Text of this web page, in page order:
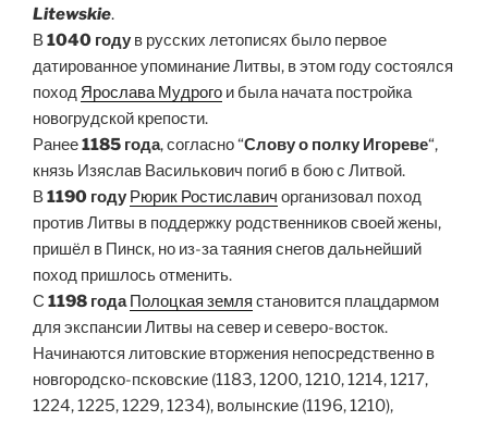
Litewskie.
В1040 году в русских летописях было первое
датированное упоминание Литвы, в этом году состоялся
поход Ярослава Мудрого и была начата постройка
новогрудской крепости.
Ранее1185 года, согласно “Слову о полку Игореве“,
князь Изяслав Василькович погиб в бою с Литвой.
В1190 году Рюрик Ростиславич организовал поход
против Литвы в поддержку родственников своей жены,
пришёл в Пинск, но из-за таяния снегов дальнейший
поход пришлось отменить.
С 1198 года Полоцкая земля становится плацдармом
для экспансии Литвы на север и северо-восток.
Начинаются литовские вторжения непосредственно в
новгородско-псковские (1183, 1200, 1210, 1214, 1217,
1224, 1225, 1229, 1234), волынские (1196, 1210),